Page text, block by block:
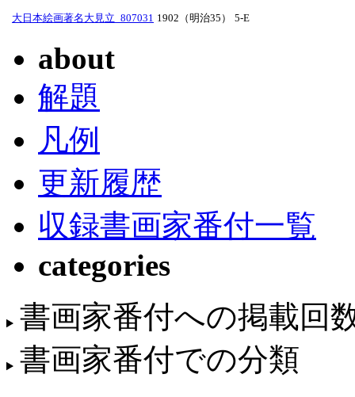
大日本絵画著名大見立_807031 1902（明治35） 5-E
about
解題
凡例
更新履歴
収録書画家番付一覧
categories
書画家番付への掲載回
書画家番付での分類